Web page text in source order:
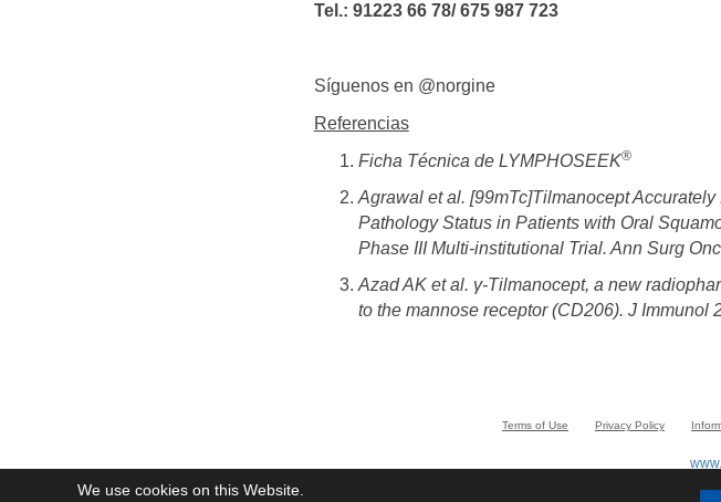
Tel.: 91223 66 78/ 675 987 723
Síguenos en @norgine
Referencias
Ficha Técnica de LYMPHOSEEK®
Agrawal et al. [99mTc]Tilmanocept
Pathology Status in Patients with Oral
Phase III Multi-institutional Trial. Ann Surg
Azad AK et al. γ-Tilmanocept, a new
to the mannose receptor (CD206). J Immunol
Terms of Use Privacy Policy
©
We use cookies on this Website.